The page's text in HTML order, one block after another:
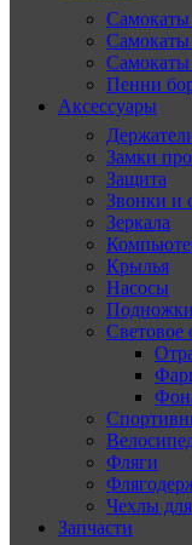
Самокаты
Самокаты
Пенни
Аксессуары
Замки
Защита
Звонки и
Зеркала
Крылья
Насосы
Подножки
Световое
Фляги
Чехлы
Запчасти